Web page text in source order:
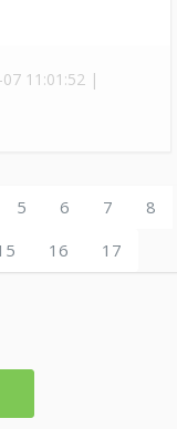
11:01:52 |
5 6 7
8
16 17